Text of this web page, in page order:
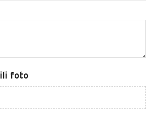
ili foto